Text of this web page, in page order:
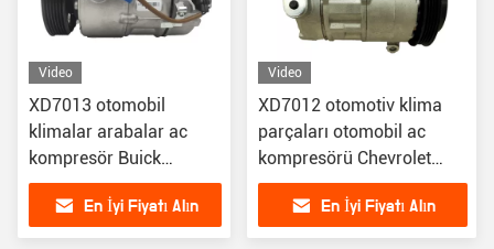
Video
XD7013 otomobil
klimalar arabalar ac
kompresör Buick
Lacrosse 3.0 / Cadillac
SRX 68322 CO30019C
için
En İyi Fiyatı Alın
Video
XD7012 otomotiv klima
parçaları otomobil ac
kompresörü Chevrolet
Pontiac G8 için 92265301
92240524 92236235
4471905693 447190-
En İyi Fiyatı Alın